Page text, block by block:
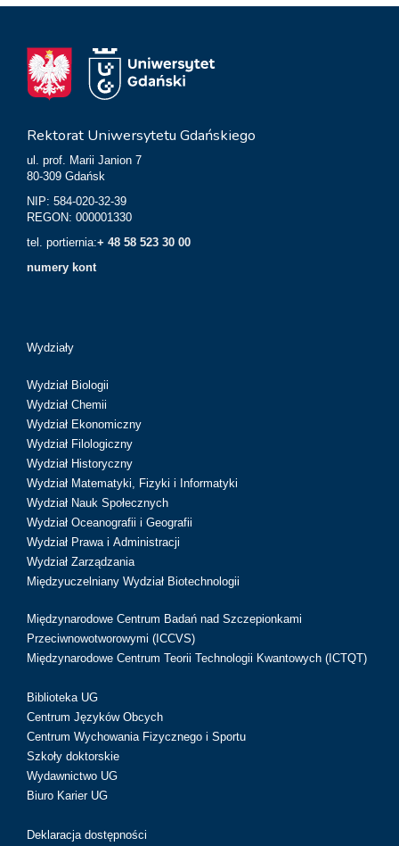
Rektorat Uniwersytetu Gdańskiego
ul. prof. Marii Janion 7
80-309 Gdańsk
NIP: 584-020-32-39
REGON: 000001330
tel. portiernia:+ 48 58 523 30 00
numery kont
Wydziały
Wydział Biologii
Wydział Chemii
Wydział Ekonomiczny
Wydział Filologiczny
Wydział Historyczny
Wydział Matematyki, Fizyki i Informatyki
Wydział Nauk Społecznych
Wydział Oceanografii i Geografii
Wydział Prawa i Administracji
Wydział Zarządzania
Międzyuczelniany Wydział Biotechnologii
Międzynarodowe Centrum Badań nad Szczepionkami
Przeciwnowotworowymi (ICCVS)
Międzynarodowe Centrum Teorii Technologii Kwantowych (ICTQT)
Biblioteka UG
Centrum Języków Obcych
Centrum Wychowania Fizycznego i Sportu
Szkoły doktorskie
Wydawnictwo UG
Biuro Karier UG
Deklaracja dostępności